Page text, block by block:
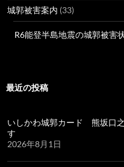
城郭被害案内 (33)
R6能登半島地震の城郭被害
最近の投稿
いしかわ城郭カード 熊坂口
す
2026年8月1日